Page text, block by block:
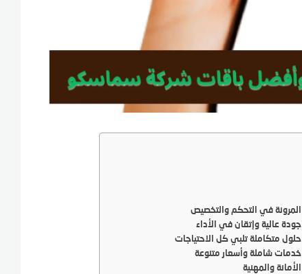
المرونة في التحكم والتخصيص
جودة عالية وإتقان في الأداء
حلول متكاملة تلبي كل الاحتياجات
خدمات شاملة وأسعار متنوعة
الأمانة والمهنية